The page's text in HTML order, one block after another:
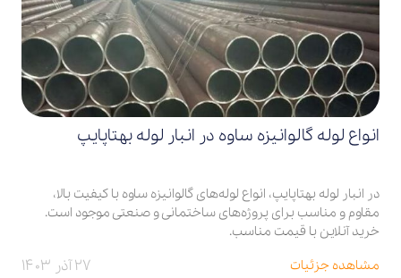
انواع لوله گالوانیزه ساوه در انبار لوله بهتاپایپ
در انبار لوله بهتاپایپ، انواع لوله‌های گالوانیزه ساوه با کیفیت بالا،
مقاوم و مناسب برای پروژه‌های ساختمانی و صنعتی موجود است.
خرید آنلاین با قیمت مناسب.
مشاهده جزئیات
۲۷ آذر ۱۴۰۳